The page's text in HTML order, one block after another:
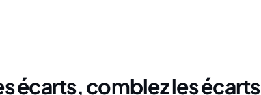
écarts, comblez les écarts